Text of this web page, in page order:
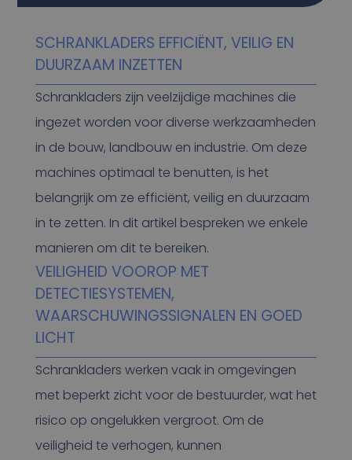
SCHRANKLADERS EFFICIËNT, VEILIG EN
DUURZAAM INZETTEN
Schrankladers zijn veelzijdige machines die
ingezet worden voor diverse werkzaamheden
in de bouw, landbouw en industrie. Om deze
machines optimaal te benutten, is het
belangrijk om ze efficiënt, veilig en duurzaam
in te zetten. In dit artikel bespreken we enkele
manieren om dit te bereiken.
VEILIGHEID VOOROP MET
DETECTIESYSTEMEN,
WAARSCHUWINGSSIGNALEN EN GOED
LICHT
Schrankladers werken vaak in omgevingen
met beperkt zicht voor de bestuurder, wat het
risico op ongelukken vergroot. Om de
veiligheid te verhogen, kunnen